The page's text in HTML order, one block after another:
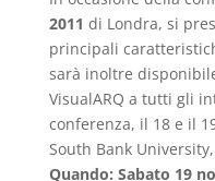
2011 di Londra, si
principali
sarà inoltre
VisualARQ a tutti gli
conferenza, il 18 e il
South Bank
Quando: Sabato 19